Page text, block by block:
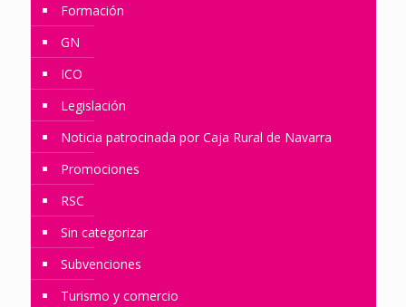
Formación
GN
ICO
Legislación
Noticia patrocinada por Caja Rural de Navarra
Promociones
RSC
Sin categorizar
Subvenciones
Turismo y comercio